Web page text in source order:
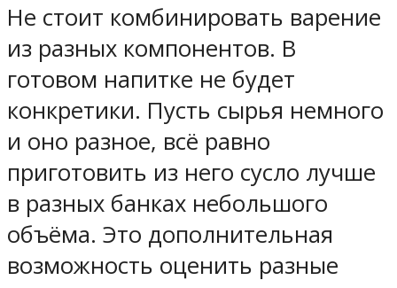
Не стоит комбинировать варение
из разных компонентов. В
готовом напитке не будет
конкретики. Пусть сырья немного
и оно разное, всё равно
приготовить из него сусло лучше
в разных банках небольшого
объёма. Это дополнительная
возможность оценить разные